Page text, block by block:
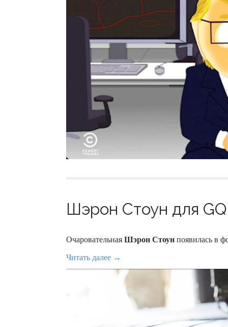
Шэрон Стоун для
Очаровательная Шэрон Стоун появилась в
Читать далее →